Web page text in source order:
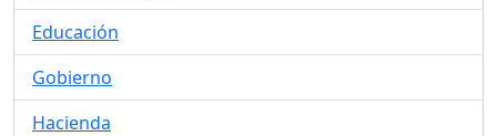
Educación
Gobierno
Hacienda